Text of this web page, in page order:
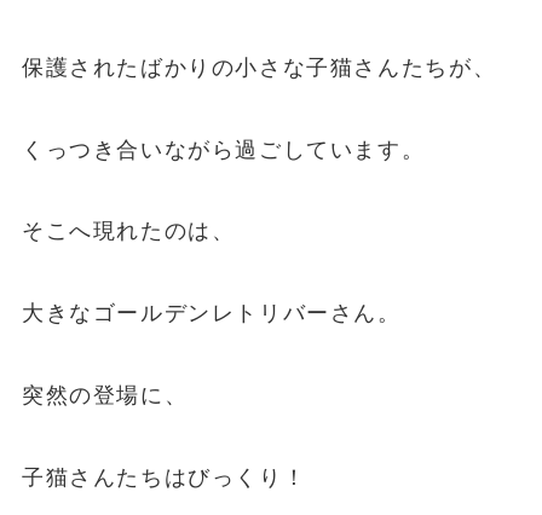
保護されたばかりの小さな子猫さんたちが、
くっつき合いながら過ごしています。
そこへ現れたのは、
大きなゴールデンレトリバーさん。
突然の登場に、
子猫さんたちはびっくり！